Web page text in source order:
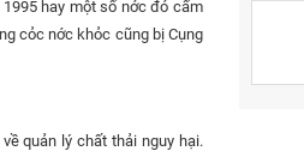
hay một số nớc đó cấm
cỏc nớc khỏc cũng bị Cụng
quản lý chất thải nguy hại.